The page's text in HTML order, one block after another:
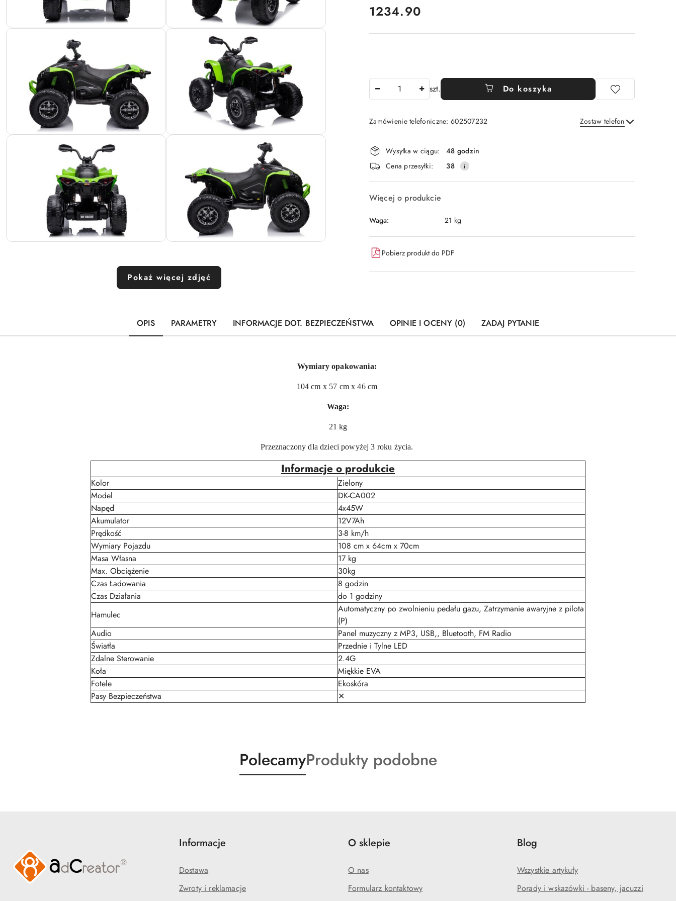
Pokaż więcej zdjęć
cena:
1234.90
szt. Do koszyka
Zamówienie telefoniczne: 602507232 Zostaw telefon
Wyślij
Dostępność
i
dostawa
Wysyłka w ciągu:
48 godzin
Cena przesyłki:
38
Więcej o produkcie
Waga: 21 kg
Pobierz produkt do PDF
OPIS PARAMETRY INFORMACJE DOT. BEZPIECZEŃSTWA OPINIE I OCENY (0) ZADAJ PYTANIE
Wymiary opakowania:
104 cm x 57 cm x 46 cm
Waga:
21 kg
Przeznaczony dla dzieci powyżej 3 roku życia.
Informacje o produkcie
Kolor
Zielony
Model
DK-CA002
Napęd
4x45W
Akumulator
12V7Ah
Prędkość
3-8 km/h
Wymiary Pojazdu
108 cm x 64cm x 70cm
Masa Własna
17 kg
Max. Obciążenie
30kg
Czas Ładowania
8 godzin
Czas Działania
do 1 godziny
Hamulec
Automatyczny po zwolnieniu pedału gazu, Zatrzymanie awaryjne z pilota
(P)
Audio
Panel muzyczny z MP3, USB,, Bluetooth, FM Radio
Światła
Przednie i Tylne LED
Zdalne Sterowanie
2.4G
Koła
Miękkie EVA
Fotele
Ekoskóra
Pasy Bezpieczeństwa
✕
Produkty
o
PolecamyProdukty
o
Produkty podobne
Informacje
Dostawa
Zwroty i reklamacje
O sklepie
O nas
Formularz kontaktowy
Blog
Wszystkie artykuły
Porady i wskazówki - baseny, jacuzzi